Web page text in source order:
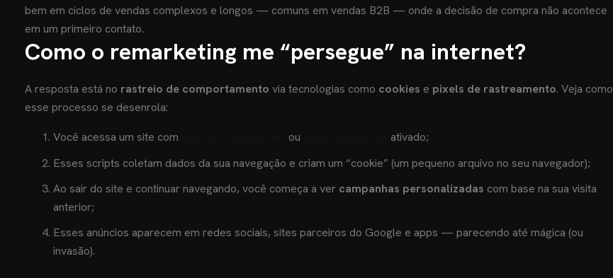
bem em ciclos de vendas complexos e longos — comuns em vendas B2B — onde a decisão de compra não acontece
em um primeiro contato.
Como o remarketing me “persegue” na internet?
A resposta está no rastreio de comportamento via tecnologias como cookies e pixels de rastreamento. Veja como
esse processo se desenrola:
Você acessa um site com
ou
ativado;
Esses scripts coletam dados da sua navegação e criam um “cookie” (um pequeno arquivo no seu navegador);
Ao sair do site e continuar navegando, você começa a ver campanhas personalizadas com base na sua visita
anterior;
Esses anúncios aparecem em redes sociais, sites parceiros do Google e apps — parecendo até mágica (ou
invasão).